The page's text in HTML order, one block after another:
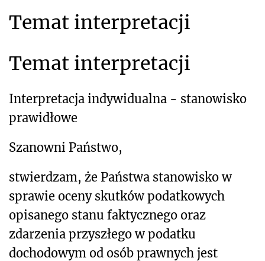
Temat interpretacji
Temat interpretacji
Interpretacja indywidualna - stanowisko
prawidłowe
Szanowni Państwo,
stwierdzam, że Państwa stanowisko w
sprawie oceny skutków podatkowych
opisanego stanu faktycznego oraz
zdarzenia przyszłego w podatku
dochodowym od osób prawnych jest